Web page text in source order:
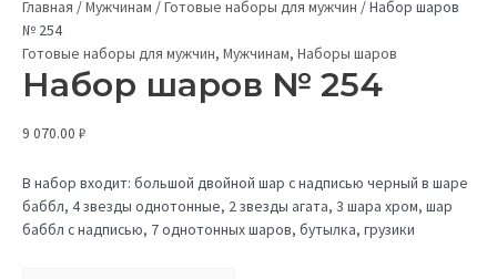
Главная /Мужчинам /Готовые наборы для мужчин /Набор шаров
№ 254
Готовые наборы для мужчин, Мужчинам, Наборы шаров
Набор шаров № 254
9 070.00 ₽
В набор входит: большой двойной шар с надписью черный в шаре
баббл, 4 звезды однотонные, 2 звезды агата, 3 шара хром, шар
баббл с надписью, 7 однотонных шаров, бутылка, грузики